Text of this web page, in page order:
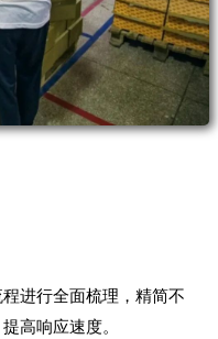
进行全面梳理，精简不
高响应速度。